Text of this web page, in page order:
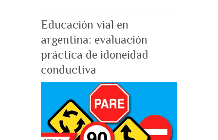
Educación vial en
argentina: evaluación
práctica de idoneidad
conductiva